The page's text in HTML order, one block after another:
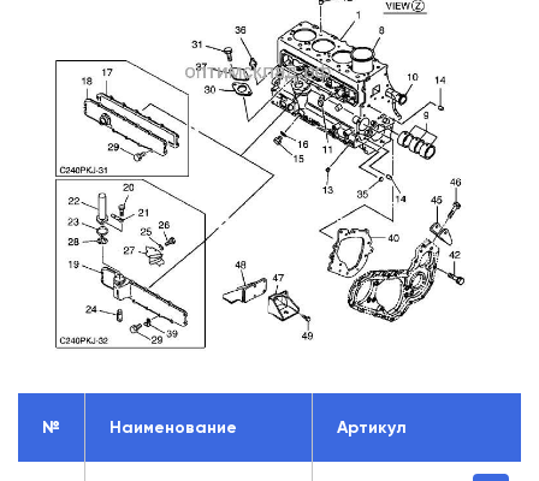
№ Наименование Артикул